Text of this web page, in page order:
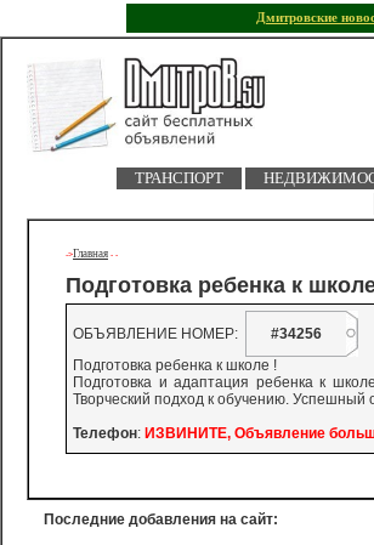
Дмитровские
ТРАНСПОРТ
->Главная - -
Подготовка ребенка к
ОБЪЯВЛЕНИЕ НОМЕР:
#34256
Подготовка ребенка к школе !
Подготовка и адаптация ребенка к
Творческий подход к обучению. Успешный
Телефон: ИЗВИНИТЕ, Объявление
Последние добавления на сайт: